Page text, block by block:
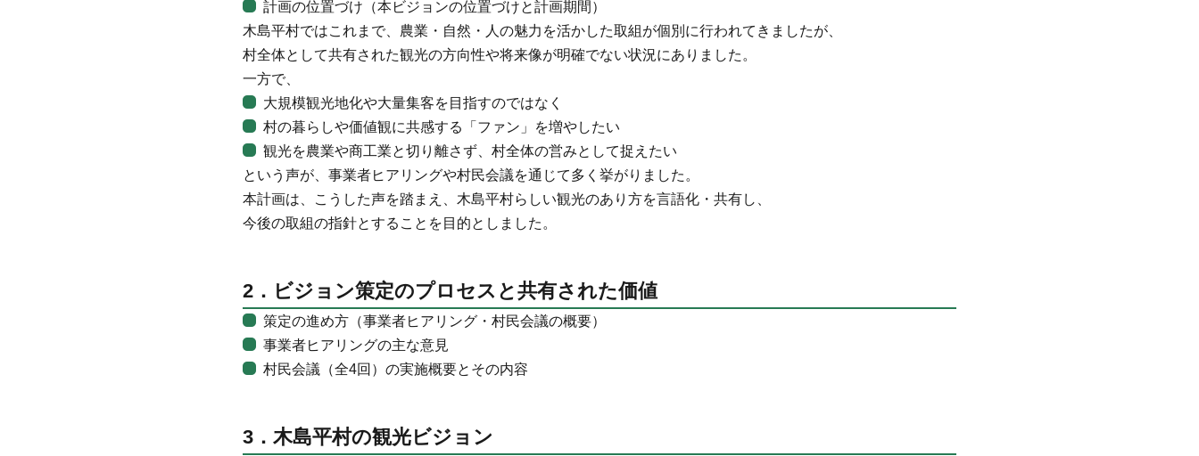
計画の位置づけ（本ビジョンの位置づけと計画期間）
木島平村ではこれまで、農業・自然・人の魅力を活かした取組が個別に行われてきましたが、
村全体として共有された観光の方向性や将来像が明確でない状況にありました。
一方で、
大規模観光地化や大量集客を目指すのではなく
村の暮らしや価値観に共感する「ファン」を増やしたい
観光を農業や商工業と切り離さず、村全体の営みとして捉えたい
という声が、事業者ヒアリングや村民会議を通じて多く挙がりました。
本計画は、こうした声を踏まえ、木島平村らしい観光のあり方を言語化・共有し、
今後の取組の指針とすることを目的としました。
2．ビジョン策定のプロセスと共有された価値
策定の進め方（事業者ヒアリング・村民会議の概要）
事業者ヒアリングの主な意見
村民会議（全4回）の実施概要とその内容
3．木島平村の観光ビジョン